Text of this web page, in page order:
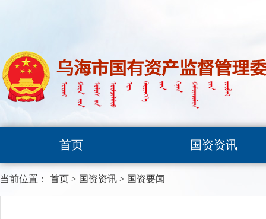
首页 国资资讯
当前位置： 首页 > 国资资讯 > 国资要闻